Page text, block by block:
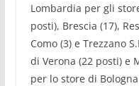
Lombardia per gli
posti), Brescia (17),
Como (3) e Trezzano
di Verona (22 posti) e
per lo store di